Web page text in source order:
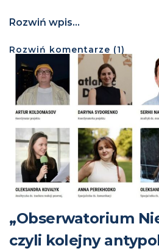
Rozwiń wpis...
Rozwiń komentarze (1)
„Obserwatorium
czyli kolejny